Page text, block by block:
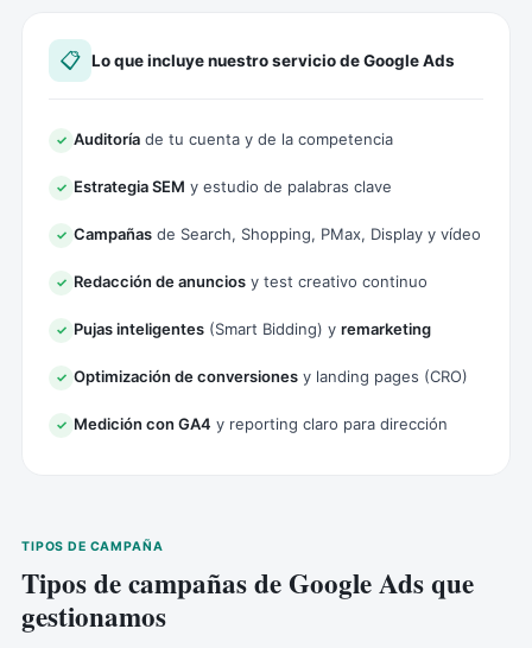
📋 Lo que incluye nuestro servicio de Google Ads
✓ Auditoría de tu cuenta y de la competencia
✓ Estrategia SEM y estudio de palabras clave
✓ Campañas de Search, Shopping, PMax, Display y vídeo
✓ Redacción de anuncios y test creativo continuo
✓ Pujas inteligentes (Smart Bidding) y remarketing
✓ Optimización de conversiones y landing pages (CRO)
✓ Medición con GA4 y reporting claro para dirección
TIPOS DE CAMPAÑA
Tipos de campañas de Google Ads que
gestionamos